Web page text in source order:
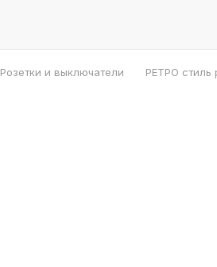
Розетки и выключатели РЕТРО стиль